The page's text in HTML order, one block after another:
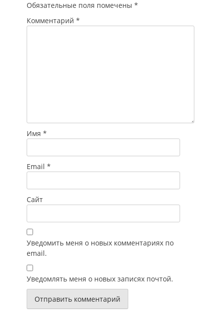
Обязательные поля помечены *
Комментарий *
Имя *
Email *
Сайт
Уведомить меня о новых комментариях по
email.
Уведомлять меня о новых записях почтой.